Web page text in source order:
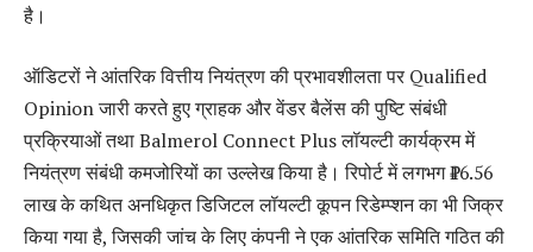
है।
ऑडिटरों ने आंतरिक वित्तीय नियंत्रण की प्रभावशीलता पर Qualified
Opinion जारी करते हुए ग्राहक और वेंडर बैलेंस की पुष्टि संबंधी
प्रक्रियाओं तथा Balmerol Connect Plus लॉयल्टी कार्यक्रम में
नियंत्रण संबंधी कमजोरियों का उल्लेख किया है। रिपोर्ट में लगभग ₹16.56
लाख के कथित अनधिकृत डिजिटल लॉयल्टी कूपन रिडेम्प्शन का भी जिक्र
किया गया है, जिसकी जांच के लिए कंपनी ने एक आंतरिक समिति गठित की